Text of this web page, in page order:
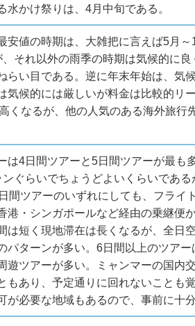
かけ祭りは、4月中旬である。
安値の時期は、大雑把に言えば5月
それ以外の雨季の時期は気候的に
らい目である。逆に年末年始は、気
気候的には厳しいが料金は比較的
くなるが、他の人気のある海外旅
は4日間ツアーと5日間ツアーが最
ぐらいでちょうどよいくらいであ
間ツアーのいずれにしても、フラ
港・シンガポールなど経由の乗継便
は短く現地滞在は長くなるが、全日
パターンが多い。6日間以上のツア
遊ツアーが多い。ミャンマーの国内
もあり、予定通りに回れないことも
必要な地域もあるので、事前に十